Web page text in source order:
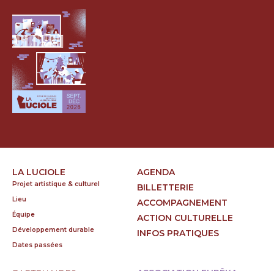
LA LUCIOLE
Projet artistique & culturel
Lieu
Équipe
Développement durable
Dates passées
AGENDA
BILLETTERIE
ACCOMPAGNEMENT
ACTION CULTURELLE
INFOS PRATIQUES